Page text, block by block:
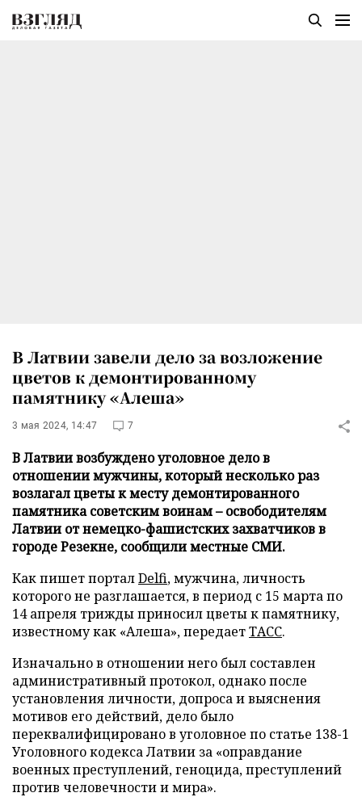
В Латвии завели дело за возложение
цветов к демонтированному
памятнику «Алеша»
3 мая 2024, 14:47 7
В Латвии возбуждено уголовное дело в
отношении мужчины, который несколько раз
возлагал цветы к месту демонтированного
памятника советским воинам – освободителям
Латвии от немецко-фашистских захватчиков в
городе Резекне, сообщили местные СМИ.
Как пишет порталDelfi, мужчина, личность
которого не разглашается, в период с 15 марта по
14 апреля трижды приносил цветы к памятнику,
известному как «Алеша», передаетТАСС.
Изначально в отношении него был составлен
административный протокол, однако после
установления личности, допроса и выяснения
мотивов его действий, дело было
переквалифицировано в уголовное по статье 138-1
Уголовного кодекса Латвии за «оправдание
военных преступлений, геноцида, преступлений
против человечности и мира».